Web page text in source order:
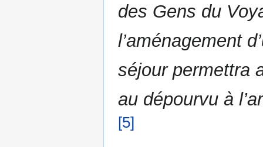
des Gens du
l’aménagement
séjour permettra
au dépourvu à
[5]